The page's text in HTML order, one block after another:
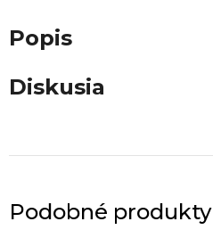
Popis
Diskusia
Podobné produkty